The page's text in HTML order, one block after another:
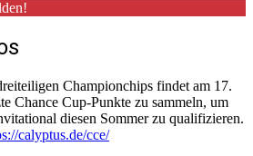
Championchips findet am 17.
Chance Cup-Punkte zu sammeln, um
diesen Sommer zu qualifizieren.
calyptus.de/cce/